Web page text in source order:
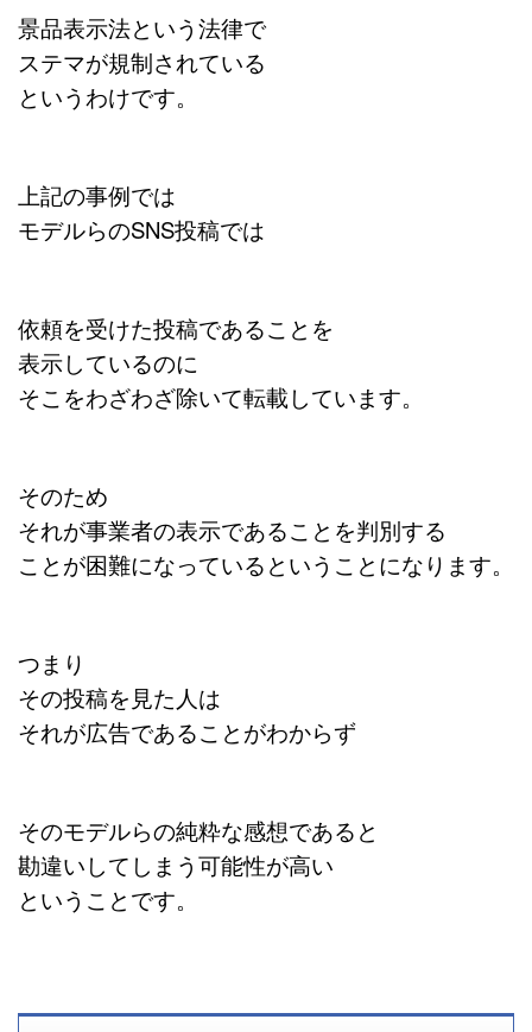
景品表示法という法律で
ステマが規制されている
というわけです。
上記の事例では
モデルらのSNS投稿では
依頼を受けた投稿であることを
表示しているのに
そこをわざわざ除いて転載しています。
そのため
それが事業者の表示であることを判別する
ことが困難になっているということになります。
つまり
その投稿を見た人は
それが広告であることがわからず
そのモデルらの純粋な感想であると
勘違いしてしまう可能性が高い
ということです。